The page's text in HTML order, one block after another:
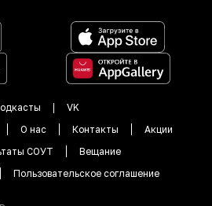
VK
О нас Контакты
Акции
СОУТ
Вещание
Пользовательское соглашение